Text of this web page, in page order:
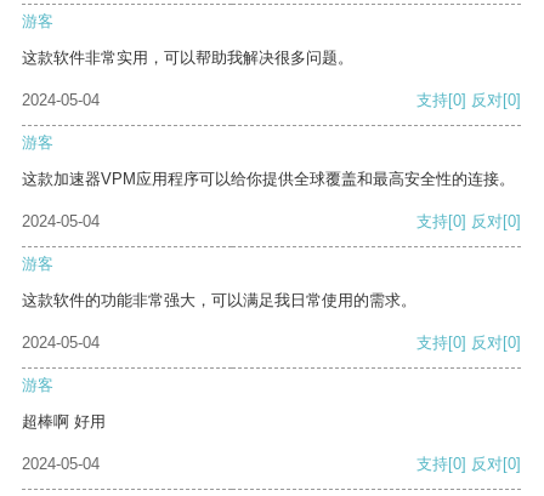
游客
这款软件非常实用，可以帮助我解决很多问题。
2024-05-04 支持[0] 反对[0]
游客
这款加速器VPM应用程序可以给你提供全球覆盖和最高安全性的连接。
2024-05-04 支持[0] 反对[0]
游客
这款软件的功能非常强大，可以满足我日常使用的需求。
2024-05-04 支持[0] 反对[0]
游客
超棒啊 好用
2024-05-04 支持[0] 反对[0]